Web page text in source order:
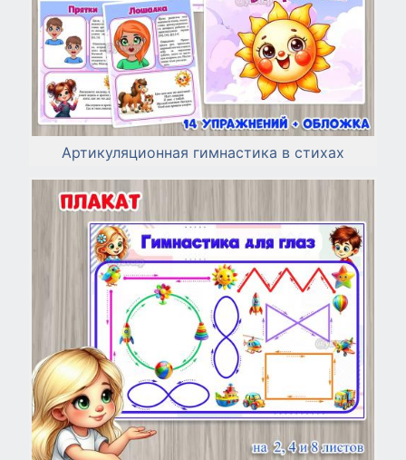
Артикуляционная гимнастика в стихах